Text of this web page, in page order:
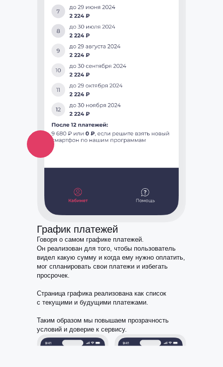
График платежей
Говоря о самом графике платежей.
Он реализован для того, чтобы пользователь
видел какую сумму и когда ему нужно оплатить,
мог спланировать свои платежи и избегать
просрочек.
Страница графика реализована как список
с текущими и будущими платежами.
Таким образом мы повышаем прозрачность
условий и доверие к сервису.